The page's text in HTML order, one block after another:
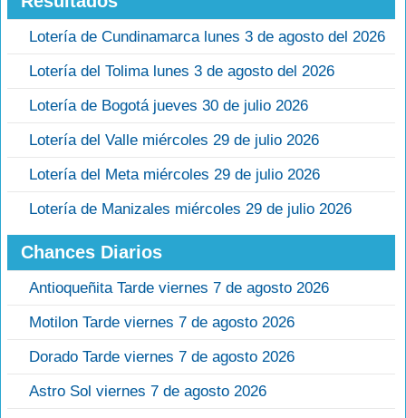
Lotería de Cundinamarca lunes 3 de agosto del 2026
Lotería del Tolima lunes 3 de agosto del 2026
Lotería de Bogotá jueves 30 de julio 2026
Lotería del Valle miércoles 29 de julio 2026
Lotería del Meta miércoles 29 de julio 2026
Lotería de Manizales miércoles 29 de julio 2026
Chances Diarios
Antioqueñita Tarde viernes 7 de agosto 2026
Motilon Tarde viernes 7 de agosto 2026
Dorado Tarde viernes 7 de agosto 2026
Astro Sol viernes 7 de agosto 2026